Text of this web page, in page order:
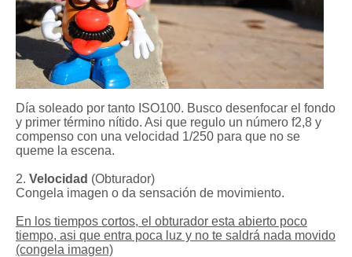
Día soleado por tanto ISO100. Busco desenfocar el fondo
y primer término nítido. Asi que regulo un número f2,8 y
compenso con una velocidad 1/250 para que no se
queme la escena.
2. Velocidad (Obturador)
Congela imagen o da sensación de movimiento.
En los tiempos cortos, el obturador esta abierto poco
tiempo, asi que entra poca luz y no te saldrá nada movido
(congela imagen)